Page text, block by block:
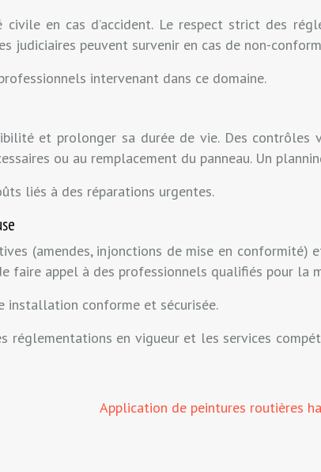
en cas d’accident. Le respect strict des
judiciaires peuvent survenir en cas de non-
intervenant dans ce domaine.
et prolonger sa durée de vie. Des contrôles
ou au remplacement du panneau. Un
liés à des réparations urgentes.
(amendes, injonctions de mise en conformité)
appel à des professionnels qualifiés pour la
installation conforme et sécurisée.
en vigueur et les services
Application de peintures routières